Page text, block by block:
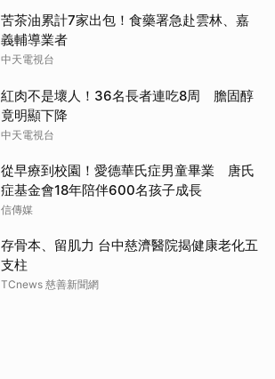
苦茶油累計7家出包！食藥署急赴雲林、嘉
義輔導業者
中天電視台
紅肉不是壞人！36名長者連吃8周 膽固醇
竟明顯下降
中天電視台
從早療到校園！愛德華氏症男童畢業 唐氏
症基金會18年陪伴600名孩子成長
信傳媒
存骨本、留肌力 台中慈濟醫院揭健康老化五
支柱
TCnews 慈善新聞網